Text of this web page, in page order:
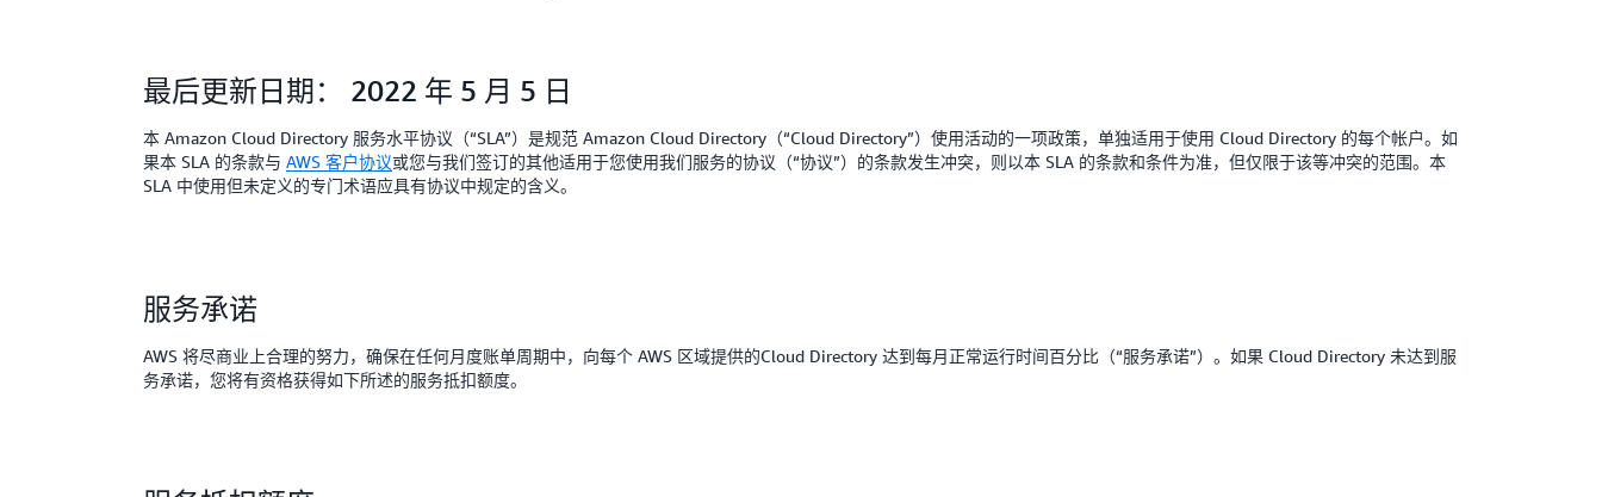
最后更新日期： 2022 年 5 月 5 日
本 Amazon Cloud Directory 服务水平协议（“SLA”）是规范 Amazon Cloud Directory（“Cloud Directory”）使用活动的一项政策，单独适用于使用 Cloud Directory 的每个帐户。如
果本 SLA 的条款与 AWS 客户协议或您与我们签订的其他适用于您使用我们服务的协议（“协议”）的条款发生冲突，则以本 SLA 的条款和条件为准，但仅限于该等冲突的范围。本
SLA 中使用但未定义的专门术语应具有协议中规定的含义。
服务承诺
AWS 将尽商业上合理的努力，确保在任何月度账单周期中，向每个 AWS 区域提供的Cloud Directory 达到每月正常运行时间百分比（“服务承诺”）。如果 Cloud Directory 未达到服
务承诺，您将有资格获得如下所述的服务抵扣额度。